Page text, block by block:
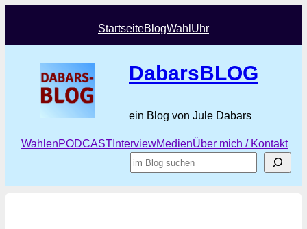
StartseiteBlogWahl Uhr
DabarsBLOG
ein Blog von Jule Dabars
WahlenPODCAST InterviewMedienÜber mich / Kontakt
Suchen